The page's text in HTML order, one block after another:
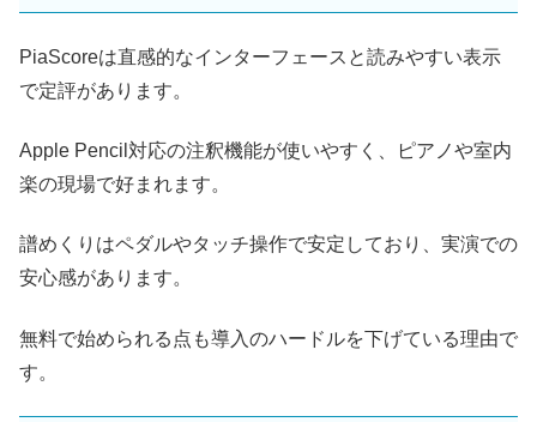
PiaScoreは直感的なインターフェースと読みやすい表示
で定評があります。
Apple Pencil対応の注釈機能が使いやすく、ピアノや室内
楽の現場で好まれます。
譜めくりはペダルやタッチ操作で安定しており、実演での
安心感があります。
無料で始められる点も導入のハードルを下げている理由で
す。